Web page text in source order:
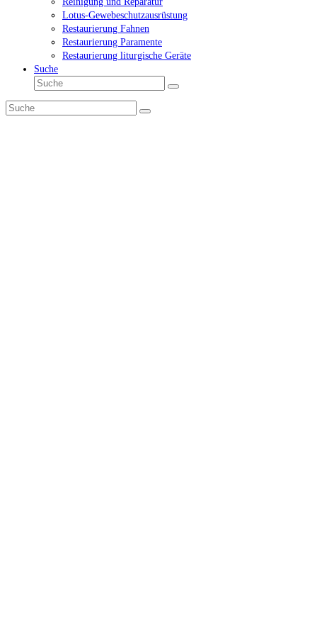
Lotus-Gewebeschutzausrüstung
Restaurierung Fahnen
Restaurierung Paramente
Restaurierung liturgische Geräte
Suche
Suche
Senden
Suche
Senden